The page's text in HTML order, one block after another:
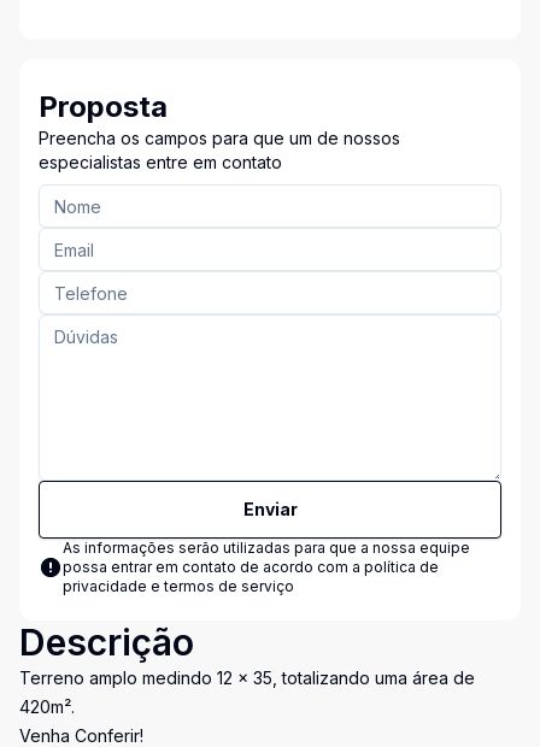
Proposta
Preencha os campos para que um de nossos
especialistas entre em contato
Enviar
As informações serão utilizadas para que a nossa equipe
possa entrar em contato de acordo com a política de
privacidade e termos de serviço
Descrição
Terreno amplo medindo 12 x 35, totalizando uma área de
420m².
Venha Conferir!